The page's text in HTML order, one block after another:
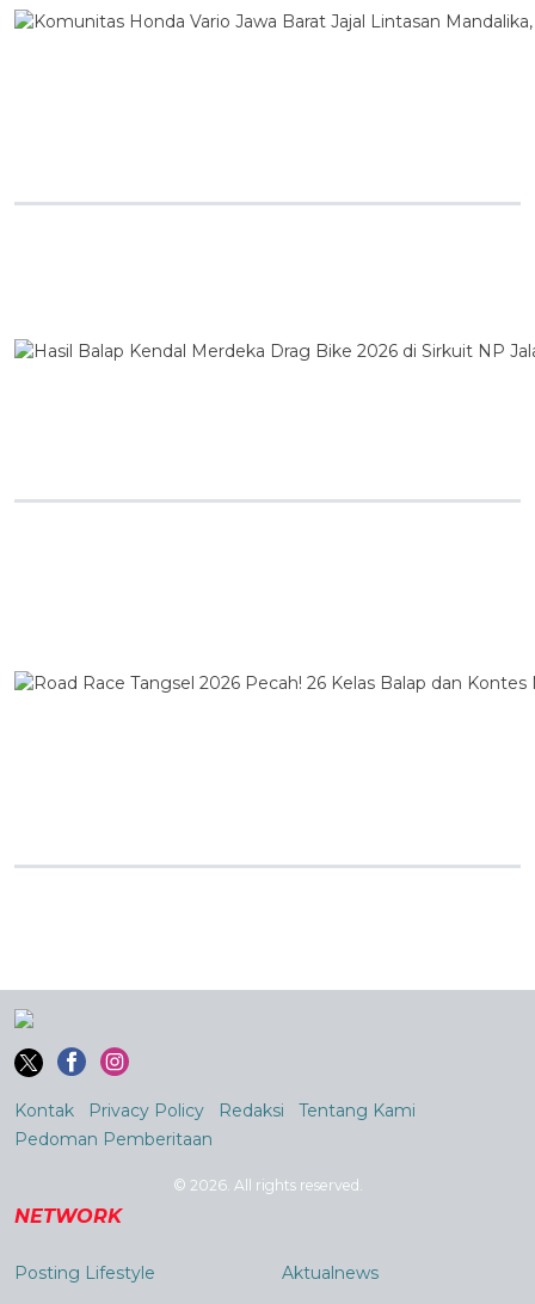
Kontak Privacy Policy Redaksi
Tentang Kami
Pedoman Pemberitaan
© 2026. All rights reserved.
NETWORK
Posting Lifestyle
Aktualnews